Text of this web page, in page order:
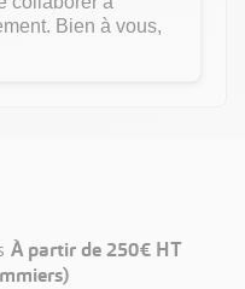
À partir de 250€ HT